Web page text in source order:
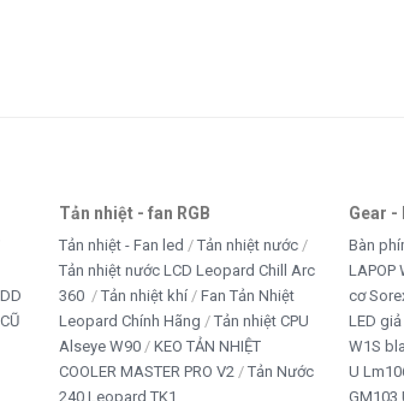
Tản nhiệt - fan RGB
Tản nhiệt - Fan led
Tản nhiệt nước
Tản nhiệt nước LCD Leopard Chill Arc
360
Tản nhiệt khí
Fan Tản Nhiệt
Leopard Chính Hãng
Tản nhiệt CPU
Alseye W90
KEO TẢN NHIỆT
COOLER MASTER PRO V2
Tản Nước
240 Leopard TK1
Gear -
Bàn
LAPOP
cơ
LED
W1S
U
GM103